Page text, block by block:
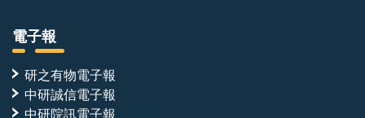
電子報
研之有物電子報
中研誠信電子報
中研院訊電子報